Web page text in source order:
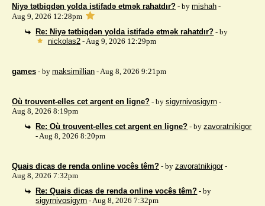
Niyə tətbiqdən yolda istifadə etmək rahatdır? - by mishah -
Aug 9, 2026 12:28pm
Re: Niyə tətbiqdən yolda istifadə etmək rahatdır? - by
nickolas2- Aug 9, 2026 12:29pm
games - by maksimillian - Aug 8, 2026 9:21pm
Où trouvent-elles cet argent en ligne? - by sigyrnivosigyrn -
Aug 8, 2026 8:19pm
Re: Où trouvent-elles cet argent en ligne? - byzavoratnikigor
- Aug 8, 2026 8:20pm
Quais dicas de renda online vocês têm? - by zavoratnikigor-
Aug 8, 2026 7:32pm
Re: Quais dicas de renda online vocês têm? - by
sigyrnivosigyrn - Aug 8, 2026 7:32pm